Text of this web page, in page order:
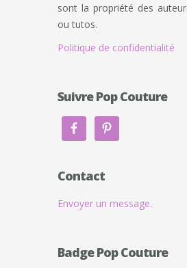
sont la propriété des
ou tutos.
Politique de confidentialité
Suivre Pop Couture
Contact
Envoyer un message.
Badge Pop Couture